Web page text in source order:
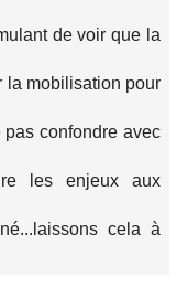
de voir que la
la mobilisation pour
confondre avec
les enjeux aux
cela à